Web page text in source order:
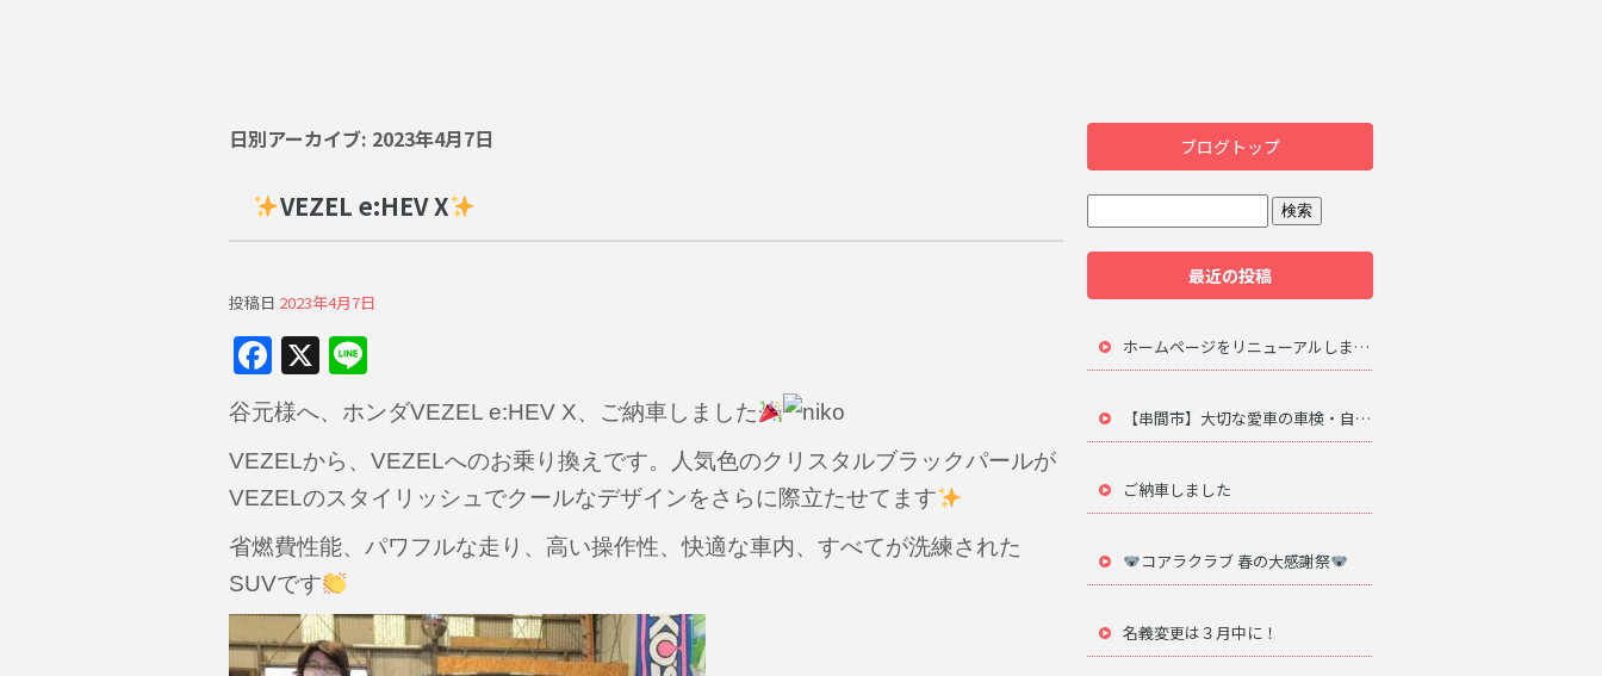
日別アーカイブ: 2023年4月7日
VEZEL e:HEV X
投稿日 2023年4月7日
F
a
c
e
b
o
o
k
X
n
e
谷元様へ、ホンダVEZEL e:HEV X、ご納車しました
VEZELから、VEZELへのお乗り換えです。人気色のクリスタルブラックパールが
VEZELのスタイリッシュでクールなデザインをさらに際立たせてます
省燃費性能、パワフルな走り、高い操作性、快適な車内、すべてが洗練された
SUVです
ブログトップ
最近の投稿
ホームページをリニューアルしました。
【串間市】大切な愛車の車検・自動車修理は地元のプロにお任せ
ご納車しました
コアラクラブ 春の大感謝祭
名義変更は３月中に！